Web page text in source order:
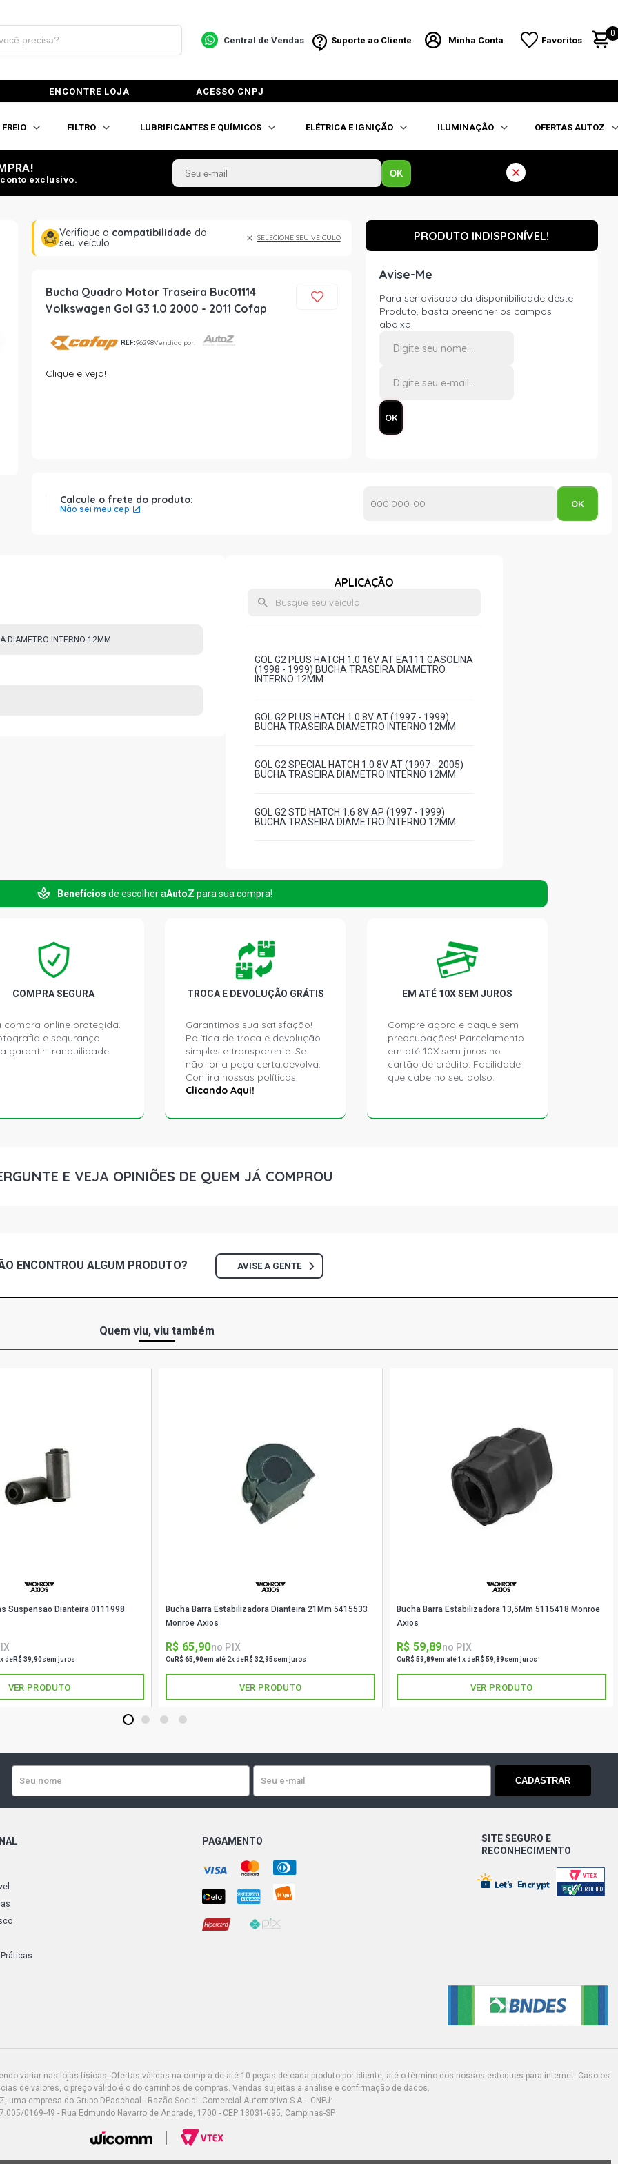
Central de Vendas Suporte ao Cliente Minha Conta Favoritos
0
ENCONTRE LOJA ACESSO CNPJ
FREIO FILTRO LUBRIFICANTES E QUÍMICOS ELÉTRICA E IGNIÇÃO ILUMINAÇÃO OFERTAS AUTOZ
exclusivo.
OK
Verifique a compatibilidade do
seu veículo
SELECIONE SEU VEÍCULO
Bucha Quadro Motor Traseira Buc01114
Volkswagen Gol G3 1.0 2000 - 2011 Cofap
REF:96298Vendido por:
Clique e veja!
PRODUTO INDISPONÍVEL!
Avise-Me
Para ser avisado da disponibilidade deste
Produto, basta preencher os campos
abaixo.
Calcule o frete do produto:
Não sei meu cep
DIAMETRO INTERNO 12MM
APLICAÇÃO
GOL G2 PLUS HATCH 1.0 16V AT EA111 GASOLINA
(1998 - 1999) BUCHA TRASEIRA DIAMETRO
INTERNO 12MM
GOL G2 PLUS HATCH 1.0 8V AT (1997 - 1999)
BUCHA TRASEIRA DIAMETRO INTERNO 12MM
GOL G2 SPECIAL HATCH 1.0 8V AT (1997 - 2005)
BUCHA TRASEIRA DIAMETRO INTERNO 12MM
GOL G2 STD HATCH 1.6 8V AP (1997 - 1999)
BUCHA TRASEIRA DIAMETRO INTERNO 12MM
GOL G2 GL HATCH 1.6 8V AP (1997 - 1999) BUCHA
GOL G2 MI HATCH 1.6 8V AP (1997 - 2003) BUCHA
TRASEIRA DIAMETRO INTERNO 12MM
GOL G2 MI-PLUS HATCH 1.6 8V AP (2003 - 2004)
GOL G2 STAR HATCH 1.6 8V AP (1997 - 1998)
BUCHA TRASEIRA DIAMETRO INTERNO 12MM
BUCHA TRASEIRA DIAMETRO INTERNO 12MM
BUCHA TRASEIRA DIAMETRO INTERNO 12MM
GOL G2 STD HATCH 2.0 8V AP (1997 - 1999)
BUCHA TRASEIRA DIAMETRO INTERNO 12MM
GOL G2 TSI HATCH 2.0 8V AP (1997 - 1999)
(2000 - 2004) BUCHA TRASEIRA DIAMETRO
INTERNO 12MM
(2001 - 2003) BUCHA TRASEIRA DIAMETRO
GOL G3 HIGHWAY HATCH 1.0 16V AT EA111
GASOLINA (2001 - 2004) BUCHA TRASEIRA
GASOLINA (2000 - 2002) BUCHA TRASEIRA
DIAMETRO INTERNO 12MM
GOL G3 TURBO HATCH 1.0 16V AT TURBO
GASOLINA (2000 - 2003) BUCHA TRASEIRA
GOL G3 POWER HATCH 1.0 16V EA111 (2002 -
2003) BUCHA TRASEIRA DIAMETRO INTERNO
BUCHA TRASEIRA DIAMETRO INTERNO 12MM
GOL G3 OURO HATCH 1.0 8V AT (2000 - 2002)
BUCHA TRASEIRA DIAMETRO INTERNO 12MM
GOL G3 PLUS HATCH 1.0 8V AT (2001 - 2005)
Benefícios de escolher aAutoZ para sua compra!
COMPRA SEGURA
compra online protegida.
e segurança
garantir tranquilidade.
TROCA E DEVOLUÇÃO GRÁTIS
Garantimos sua satisfação!
Política de troca e devolução
simples e transparente. Se
não for a peça certa,devolva.
Confira nossas políticas
Clicando Aqui!
EM ATÉ 10X SEM JUROS
Compre agora e pague sem
preocupações! Parcelamento
em até 10X sem juros no
cartão de crédito. Facilidade
que cabe no seu bolso.
E VEJA OPINIÕES DE QUEM JÁ COMPROU
ENCONTROU ALGUM PRODUTO? AVISE A GENTE
Quem viu, viu também
Suspensao Dianteira 0111998
deR$ 39,90sem juros
VER PRODUTO
Bucha Barra Estabilizadora Dianteira 21Mm 5415533
Monroe Axios
R$ 65,90no PIX
Ou R$ 65,90em até 2x deR$ 32,95sem juros
VER PRODUTO
Bucha Barra Estabilizadora 13,5Mm 5115418 Monroe
Axios
R$ 59,89no PIX
Ou R$ 59,89em até 1x deR$ 59,89sem juros
VER PRODUTO
1 2 3 4
CADASTRAR
PAGAMENTO
SITE SEGURO E
RECONHECIMENTO
variar nas lojas físicas. Ofertas válidas na compra de até 10 peças de cada produto por cliente, até o término dos nossos estoques para internet. Caso os
de valores, o preço válido é o do carrinhos de compras. Vendas sujeitas a análise e confirmação de dados.
uma empresa do Grupo DPaschoal - Razão Social: Comercial Automotiva S.A. - CNPJ:
0169-49 - Rua Edmundo Navarro de Andrade, 1700 - CEP 13031-695, Campinas-SP